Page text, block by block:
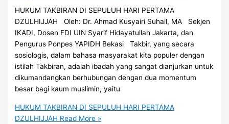
HUKUM TAKBIRAN DI SEPULUH HARI PERTAMA
DZULHIJJAH Oleh: Dr. Ahmad Kusyairi Suhail, MA Sekjen
IKADI, Dosen FDI UIN Syarif Hidayatullah Jakarta, dan
Pengurus Ponpes YAPIDH Bekasi Takbir, yang secara
sosiologis, dalam bahasa masyarakat kita populer dengan
istilah Takbiran, adalah ibadah yang sangat dianjurkan untuk
dikumandangkan berhubungan dengan dua momentum
besar bagi kaum muslimin, yaitu
HUKUM TAKBIRAN DI SEPULUH HARI PERTAMA
DZULHIJJAH Read More »